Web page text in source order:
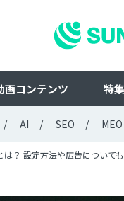
画コンテンツ 特
AI SEO MEO
？ 設定方法や広告についても